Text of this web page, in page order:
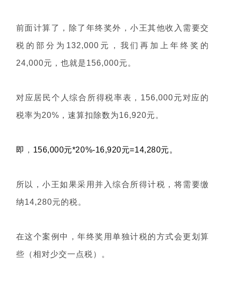
前面计算了，除了年终奖外，小王其他收入需要交
税的部分为132,000元，我们再加上年终奖的
24,000元，也就是156,000元。
对应居民个人综合所得税率表，156,000元对应的
税率为20%，速算扣除数为16,920元。
即 ， 156,000元*20%-16,920元=14,280元。
所以，小王如果采用并入综合所得计税，将需要缴
纳14,280元的税。
在这个案例中，年终奖用单独计税的方式会更划算
些（相对少交一点税）。